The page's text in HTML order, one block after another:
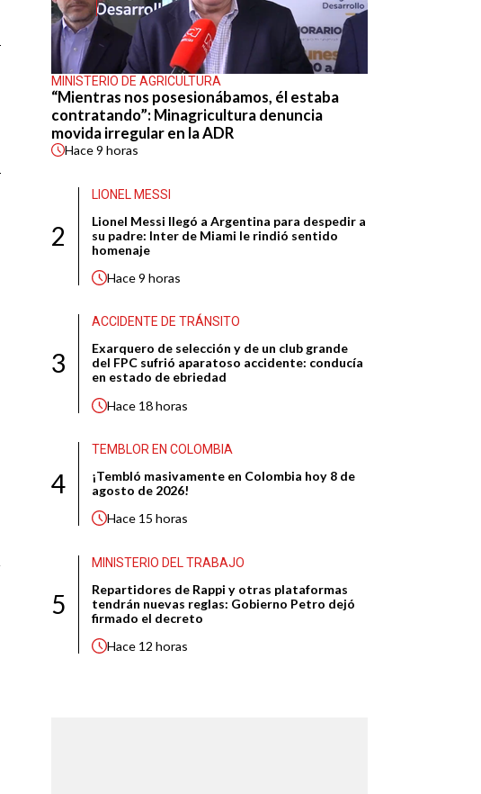
MINISTERIO DE AGRICULTURA
“Mientras nos posesionábamos, él estaba
contratando”: Minagricultura denuncia
movida irregular en la ADR
Hace9 horas
2
LIONEL MESSI
Lionel Messi llegó a Argentina para despedir a
su padre: Inter de Miami le rindió sentido
homenaje
Hace9 horas
3
ACCIDENTE DE TRÁNSITO
Exarquero de selección y de un club grande
del FPC sufrió aparatoso accidente: conducía
en estado de ebriedad
Hace 18 horas
4
TEMBLOR EN COLOMBIA
¡Tembló masivamente en Colombia hoy 8 de
agosto de 2026!
Hace 15 horas
5
MINISTERIO DEL TRABAJO
Repartidores de Rappi y otras plataformas
tendrán nuevas reglas: Gobierno Petro dejó
firmado el decreto
Hace 12 horas